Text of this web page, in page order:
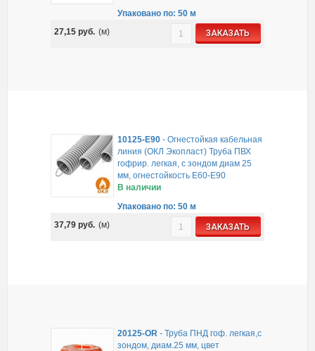
Упаковано по: 50 м
27,15руб. (м) ЗАКАЗАТЬ
10125-E90 -Огнестойкая кабельная
линия (ОКЛ Экопласт) Труба ПВХ
гофрир. легкая, с зондом диам 25
мм, огнестойкость E60-E90
В наличии
Упаковано по: 50 м
37,79руб. (м) ЗАКАЗАТЬ
20125-OR -Труба ПНД гоф. легкая,с
зондом, диам.25 мм, цвет